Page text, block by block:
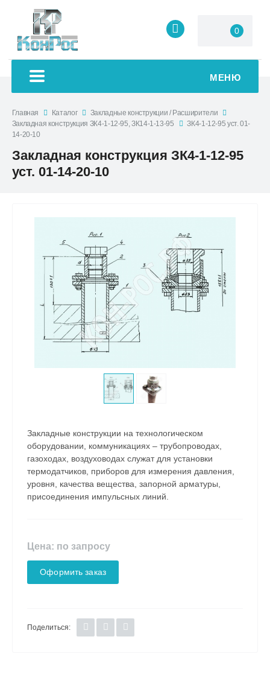
0
МЕНЮ
Главная Каталог
Закладные конструкции / Расширители
Закладная конструкция ЗК4-1-12-95, ЗК14-1-13-95
ЗК4-1-12-95 уст. 01-
14-20-10
Закладная конструкция ЗК4-1-12-95
уст. 01-14-20-10
Закладные конструкции на технологическом
оборудовании, коммуникациях – трубопроводах,
газоходах, воздуховодах служат для установки
термодатчиков, приборов для измерения давления,
уровня, качества вещества, запорной арматуры,
присоединения импульсных линий.
Цена: по запросу
Оформить заказ
Поделиться: